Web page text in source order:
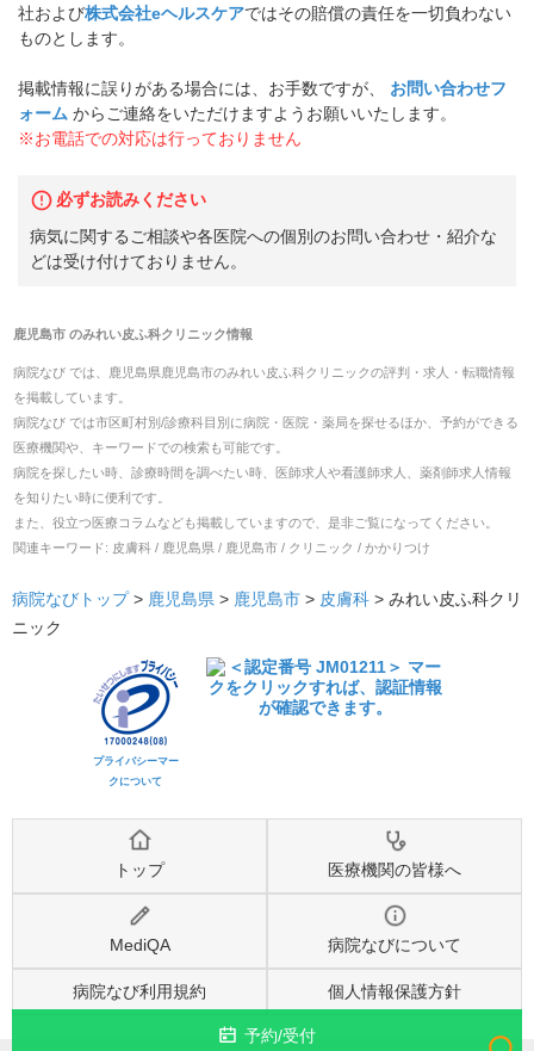
社および株式会社eヘルスケアではその賠償の責任を一切負わない
ものとします。
掲載情報に誤りがある場合には、お手数ですが、
お問い合わせフ
ォーム からご連絡をいただけますようお願いいたします。
※お電話での対応は行っておりません
必ずお読みください
病気に関するご相談や各医院への個別のお問い合わせ・紹介な
どは受け付けておりません。
鹿児島市のみれい皮ふ科クリニック情報
病院なび では、 鹿児島県鹿児島市のみれい皮ふ科クリニックの評判・求人・転職情報
を掲載しています。
病院なび では市区町村別/診療科目別に病院・医院・薬局を探せるほか、予約ができる
医療機関や、キーワードでの検索も可能です。
病院を探したい時、診療時間を調べたい時、医師求人や看護師求人、薬剤師求人情報
を知りたい時に便利です。
また、役立つ医療コラムなども掲載していますので、是非ご覧になってください。
関連キーワード: 皮膚科 / 鹿児島県 / 鹿児島市 / クリニック / かかりつけ
予約/受付
病院なびトップ > 鹿児島県 > 鹿児島市 > 皮膚科 > みれい皮ふ科クリ
ニック
プライバシーマー
クについて
トップ 医療機関の皆様へ
MediQA 病院なびについて
病院なび利用規約 個人情報保護方針